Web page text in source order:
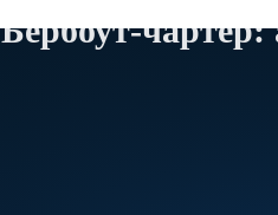
Бербоут-чартер: